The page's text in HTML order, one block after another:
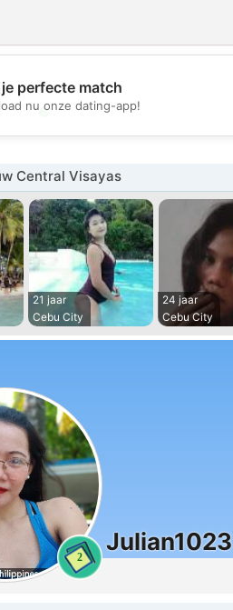
💖
perfecte match
nu onze dating-app!
Central Visayas
21 jaar
Cebu City
24 jaar
Cebu City
2
Julian1023